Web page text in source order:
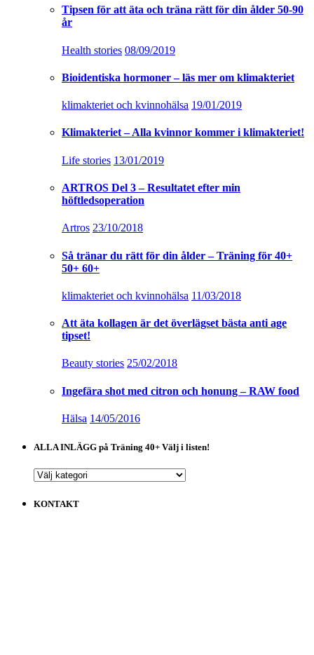
Tipsen för att äta och träna rätt för din ålder 50-90
år
Health stories 08/09/2019
Bioidentiska hormoner – läs mer om klimakteriet
klimakteriet och kvinnohälsa 19/01/2019
Klimakteriet – Alla kvinnor kommer i klimakteriet!
Life stories 13/01/2019
ARTROS Del 3 – Resultatet efter min
höftledsoperation
Artros 23/10/2018
Så tränar du rätt för din ålder – Träning för 40+
50+ 60+
klimakteriet och kvinnohälsa 11/03/2018
Att äta kollagen är det överlägset bästa anti age
tipset!
Beauty stories 25/02/2018
Ingefära shot med citron och honung – RAW food
Hälsa 14/05/2016
ALLA INLÄGG på Träning 40+ Välj i listen!
ALLA
på
KONTAKT